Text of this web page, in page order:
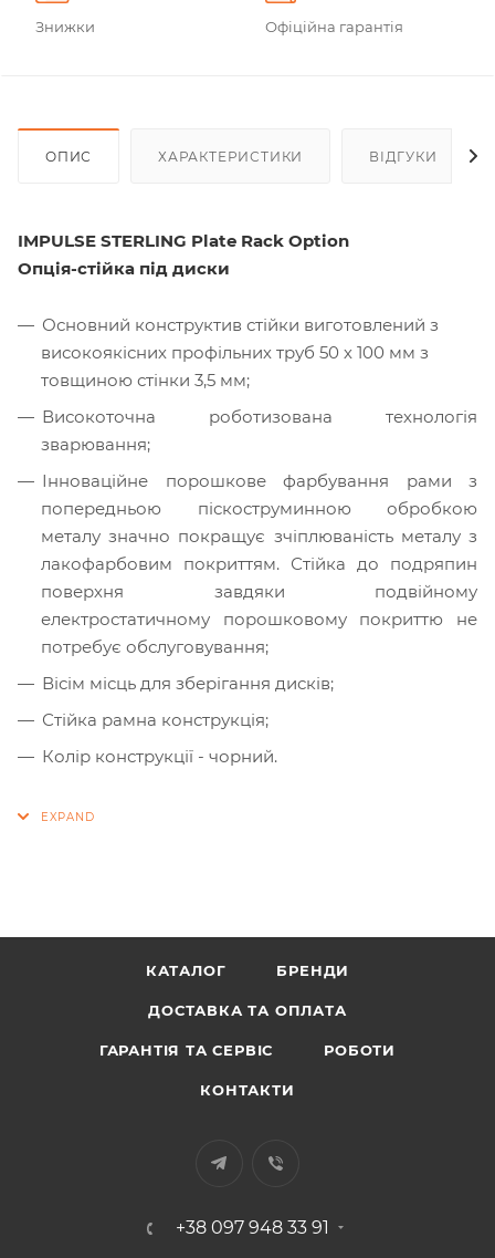
Знижки Офіційна гарантія
ОПИС ХАРАКТЕРИСТИКИ ВІДГУКИ
IMPULSE STERLING Plate Rack Option
Опція-стійка під диски
Основний конструктив стійки виготовлений з
високоякісних профільних труб 50 х 100 мм з
товщиною стінки 3,5 мм;
Високоточна роботизована технологія
зварювання;
Інноваційне порошкове фарбування рами з
попередньою піскоструминною обробкою
металу значно покращує зчіплюваність металу з
лакофарбовим покриттям. Стійка до подряпин
поверхня завдяки подвійному
електростатичному порошковому покриттю не
потребує обслуговування;
Вісім місць для зберігання дисків;
Стійка рамна конструкція;
Колір конструкції - чорний.
КАТАЛОГ БРЕНДИ
ДОСТАВКА ТА ОПЛАТА
ГАРАНТІЯ ТА СЕРВІС РОБОТИ
КОНТАКТИ
+38 097 948 33 91